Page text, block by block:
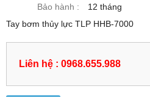
Bảo hành :
12 tháng
Tay bơm thủy lực TLP HHB-7000
Liên hệ : 0968.655.988